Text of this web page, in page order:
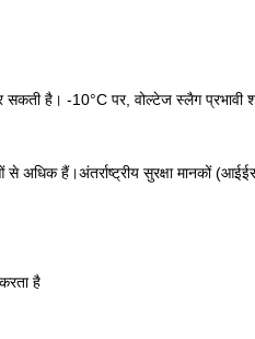
सकती है। -10°C पर, वोल्टेज स्लैग
हैं।अंतर्राष्ट्रीय सुरक्षा मानकों
है